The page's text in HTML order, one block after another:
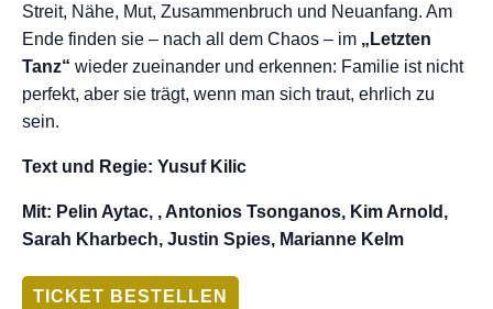
Streit, Nähe, Mut, Zusammenbruch und Neuanfang. Am
Ende finden sie – nach all dem Chaos – im „Letzten
Tanz“ wieder zueinander und erkennen: Familie ist nicht
perfekt, aber sie trägt, wenn man sich traut, ehrlich zu
sein.
Text und Regie: Yusuf Kilic
Mit: Pelin Aytac, , Antonios Tsonganos, Kim Arnold,
Sarah Kharbech, Justin Spies, Marianne Kelm
TICKET BESTELLEN